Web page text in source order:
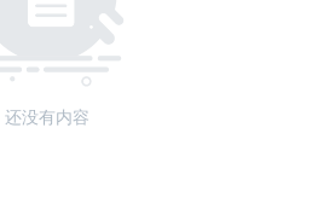
还没有内容